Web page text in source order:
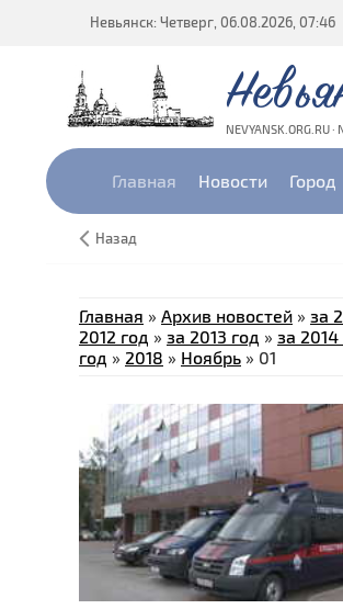
Невьянск: Четверг, 06.08.2026, 07:46
NEVYANSK.ORG.RU ·
Главная Новости Город
Назад
Главная » Архив новостей » за
2012 год » за 2013 год » за 2014
год » 2018 » Ноябрь » 01